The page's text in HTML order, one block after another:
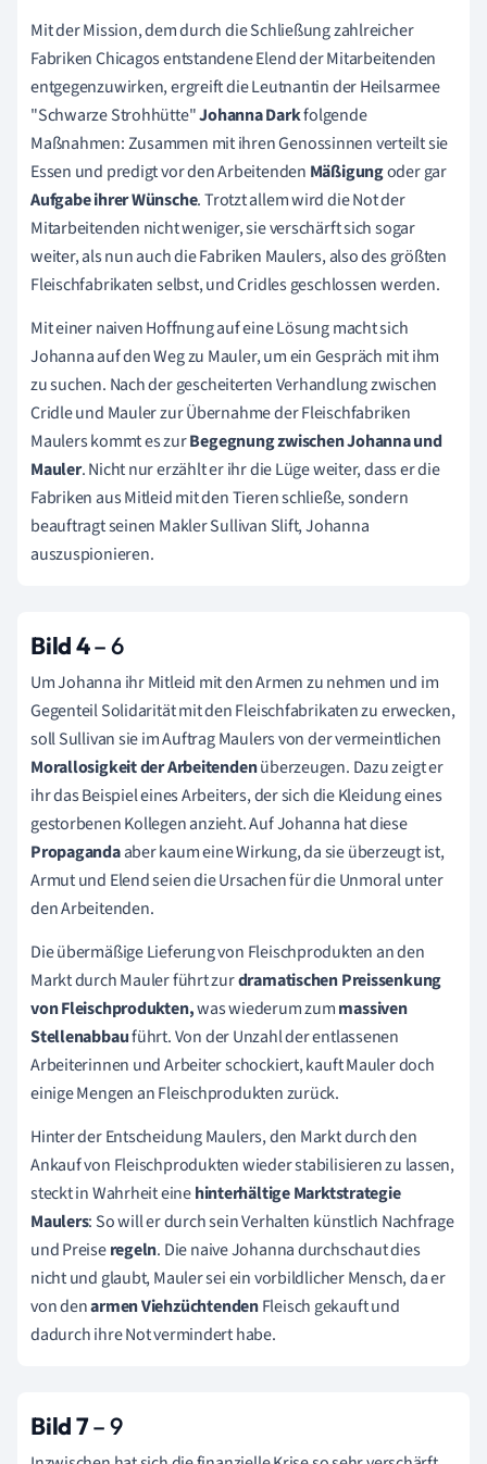
Mit der Mission, dem durch die Schließung zahlreicher
Fabriken Chicagos entstandene Elend der Mitarbeitenden
entgegenzuwirken, ergreift die Leutnantin der Heilsarmee
"Schwarze Strohhütte"Johanna Darkfolgende
Maßnahmen: Zusammen mit ihren Genossinnen verteilt sie
Essen und predigt vor den Arbeitenden Mäßigungoder gar
Aufgabe ihrer Wünsche. Trotzt allem wird die Not der
Mitarbeitenden nicht weniger, sie verschärft sich sogar
weiter, als nun auch die Fabriken Maulers, also des größten
Fleischfabrikaten selbst, und Cridles geschlossen werden.
Mit einer naiven Hoffnung auf eine Lösung macht sich
Johanna auf den Weg zu Mauler, um ein Gespräch mit ihm
zu suchen. Nach der gescheiterten Verhandlung zwischen
Cridle und Mauler zur Übernahme der Fleischfabriken
Maulers kommt es zurBegegnung zwischen Johanna und
Mauler. Nicht nur erzählt er ihr die Lüge weiter, dass er die
Fabriken aus Mitleid mit den Tieren schließe, sondern
beauftragt seinen Makler Sullivan Slift, Johanna
auszuspionieren.
Bild 4– 6
Um Johanna ihr Mitleid mit den Armen zu nehmen und im
Gegenteil Solidarität mit den Fleischfabrikaten zu erwecken,
soll Sullivan sie im Auftrag Maulers von der vermeintlichen
Morallosigkeit der Arbeitendenüberzeugen. Dazu zeigt er
ihr das Beispiel eines Arbeiters, der sich die Kleidung eines
gestorbenen Kollegen anzieht. Auf Johanna hat diese
Propagandaaber kaum eine Wirkung, da sie überzeugt ist,
Armut und Elend seien die Ursachen für die Unmoral unter
den Arbeitenden.
Die übermäßige Lieferung von Fleischprodukten an den
Markt durch Mauler führt zurdramatischen Preissenkung
von Fleischprodukten,was wiederum zummassiven
Stellenabbauführt. Von der Unzahl der entlassenen
Arbeiterinnen und Arbeiter schockiert, kauft Mauler doch
einige Mengen an Fleischprodukten zurück.
Hinter der Entscheidung Maulers, den Markt durch den
Ankauf von Fleischprodukten wieder stabilisieren zu lassen,
steckt in Wahrheit einehinterhältige Marktstrategie
Maulers: So will er durch sein Verhalten künstlich Nachfrage
und Preiseregeln. Die naive Johanna durchschaut dies
nicht und glaubt, Mauler sei ein vorbildlicher Mensch, da er
von denarmen ViehzüchtendenFleisch gekauft und
dadurch ihre Not vermindert habe.
Bild 7– 9